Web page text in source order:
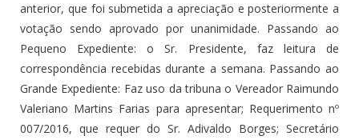
anterior, que foi submetida a apreciação e posteriormente a
votação sendo aprovado por unanimidade. Passando ao
Pequeno Expediente: o Sr. Presidente, faz leitura de
correspondência recebidas durante a semana. Passando ao
Grande Expediente: Faz uso da tribuna o Vereador Raimundo
Valeriano Martins Farias para apresentar; Requerimento nº
007/2016, que requer do Sr. Adivaldo Borges; Secretário